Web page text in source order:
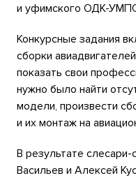
и уфимского ОДК-
Конкурсные задания
сборки
показать свои
нужно было найти
модели, произвести
и их монтаж на
В результате
Васильев и Алексей